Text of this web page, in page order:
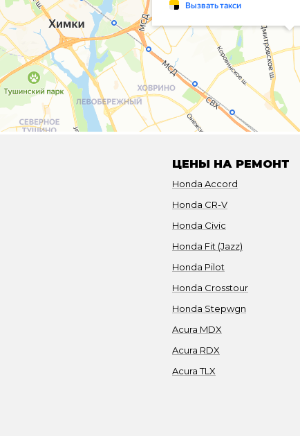
ЦЕНЫ НА РЕМОНТ
Honda Accord
Honda CR-V
Honda Civic
Honda Fit (Jazz)
Honda Pilot
Honda Crosstour
Honda Stepwgn
Acura MDX
Acura RDX
Acura TLX